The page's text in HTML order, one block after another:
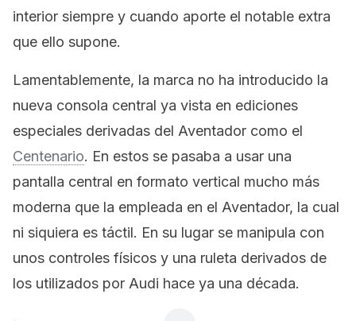
interior siempre y cuando aporte el notable extra
que ello supone.
Lamentablemente, la marca no ha introducido la
nueva consola central ya vista en ediciones
especiales derivadas del Aventador como el
Centenario. En estos se pasaba a usar una
pantalla central en formato vertical mucho más
moderna que la empleada en el Aventador, la cual
ni siquiera es táctil. En su lugar se manipula con
unos controles físicos y una ruleta derivados de
los utilizados por Audi hace ya una década.